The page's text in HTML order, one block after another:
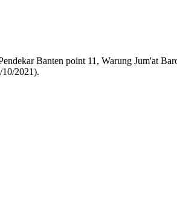
Banten point 11, Warung Jum'at
10/2021).